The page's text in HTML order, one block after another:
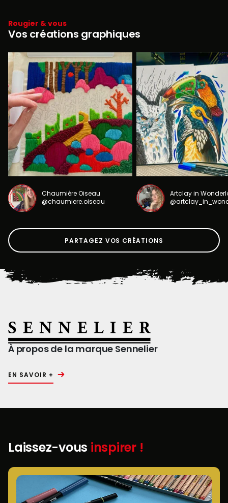
Rougier & vous
Vos créations graphiques
Chaumière Oiseau
@chaumiere.oiseau
Artclay in
PARTAGEZ VOS CRÉATIONS
À propos de la marque Sennelier
EN SAVOIR +
Laissez-vous inspirer !